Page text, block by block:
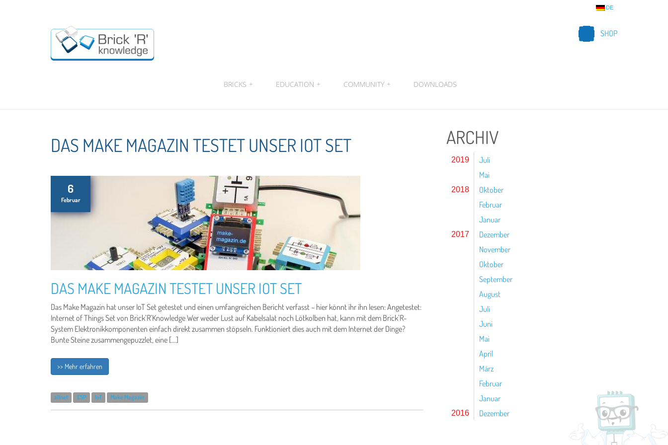
DE
SHOP
BRICKS + EDUCATION + COMMUNITY + DOWNLOADS
DAS MAKE MAGAZIN TESTET UNSER IOT SET
6
Februar
DAS MAKE MAGAZIN TESTET UNSER IOT SET
Das Make Magazin hat unser IoT Set getestet und einen umfangreichen Bericht verfasst – hier könnt ihr ihn lesen: Angetestet:
Internet of Things Set von Brick’R’Knowledge Wer weder Lust auf Kabelsalat noch Lötkolben hat, kann mit dem Brick’R-
System Elektronikkomponenten einfach direkt zusammen stöpseln. Funktioniert dies auch mit dem Internet der Dinge?
Bunte Steine zusammengepuzzlet, eine […]
>> Mehr erfahren
allnet ESP IoT Make Magazin
ARCHIV
2019
Juli
Mai
2018
Oktober
Februar
Januar
2017
Dezember
November
Oktober
September
August
Juli
Juni
Mai
April
März
Februar
Januar
2016 Dezember